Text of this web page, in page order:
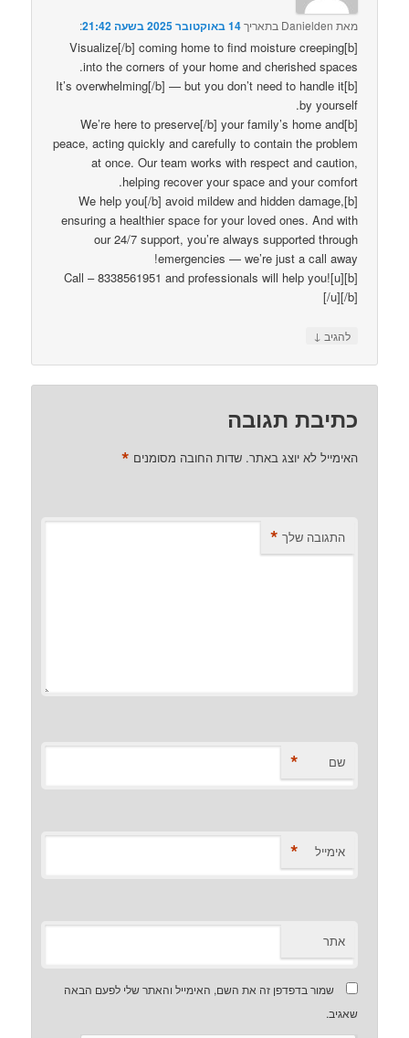
מאת Danielden בתאריך14 באוקטובר 2025 בשעה 21:42 :‏
[b]Visualize[/b] coming home to find moisture creeping
into the corners of your home and cherished spaces.
[b]It’s overwhelming[/b] — but you don’t need to handle it
by yourself.
[b]We’re here to preserve[/b] your family’s home and
peace, acting quickly and carefully to contain the problem
at once. Our team works with respect and caution,
helping recover your space and your comfort.
[b]We help you[/b] avoid mildew and hidden damage,
ensuring a healthier space for your loved ones. And with
our 24/7 support, you’re always supported through
emergencies — we’re just a call away!
[b][u]Call – 8338561951 and professionals will help you!
[/u][/b]
להגיב ↓
כתיבת תגובה
האימייל לא יוצג באתר. שדות החובה מסומנים *
התגובה שלך *
שם *
אימייל *
אתר
שמור בדפדפן זה את השם, האימייל והאתר שלי לפעם הבאה
שאגיב.